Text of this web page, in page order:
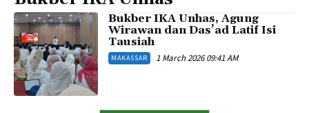
Bukber IKA Unhas, Agung
Wirawan dan Das’ad Latif Isi
Tausiah
MAKASSAR 1 March 2026 09:41 AM